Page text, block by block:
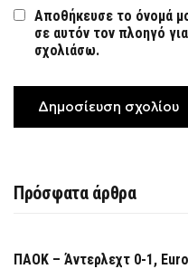
Αποθήκευσε το όνομά
σε αυτόν τον πλοηγό
σχολιάσω.
Πρόσφατα άρθρα
ΠΑΟΚ – Άντερλεχτ 0-1,